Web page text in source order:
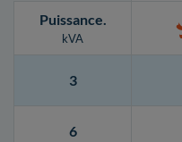
Puissance.
kVA
3
6